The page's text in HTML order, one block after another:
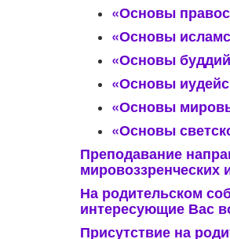
«Основы
«Основы
«Основы
«Основы
«Основы
«Основы
Преподавание
мировоззренческих
На родительском
интересующие Вас
Присутствие на